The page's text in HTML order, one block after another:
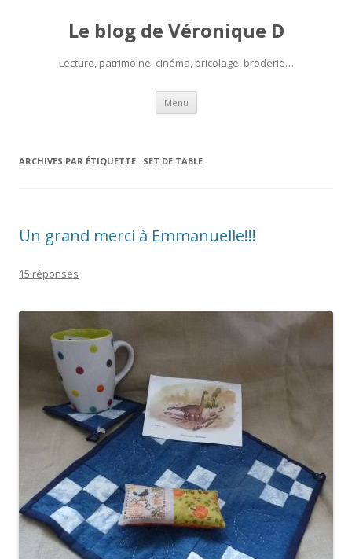
Le blog de Véronique D
Lecture, patrimoine, cinéma, bricolage, broderie…
Menu Aller
contenu
ARCHIVES PAR ÉTIQUETTE : SET DE TABLE
Un grand merci à Emmanuelle!!!
15 réponses